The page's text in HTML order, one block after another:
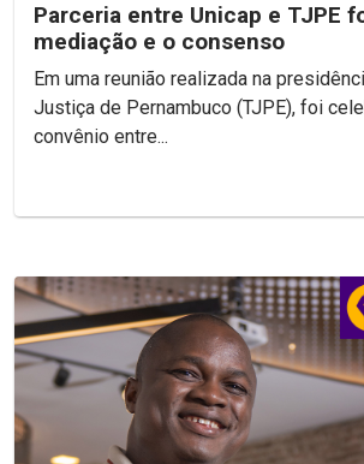
Parceria entre Unicap e TJPE
mediação e o consenso
Em uma reunião realizada na
Justiça de Pernambuco (TJPE), foi
convênio entre...